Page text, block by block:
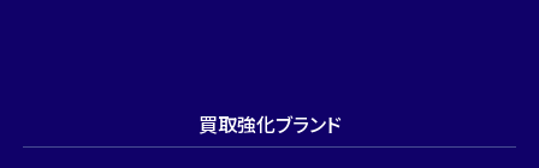
買取強化ブランド